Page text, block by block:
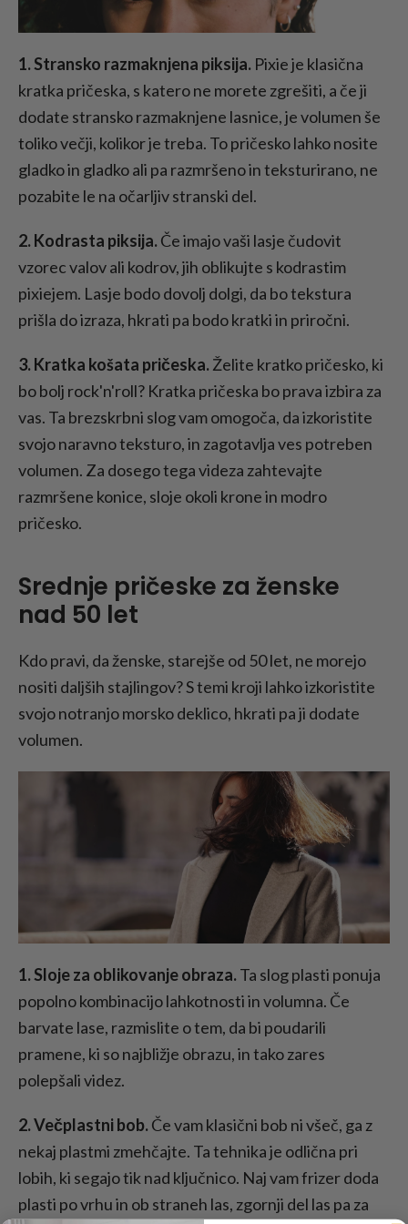
1. Stransko razmaknjena piksija. Pixie je klasična
kratka pričeska, s katero ne morete zgrešiti, a če ji
dodate stransko razmaknjene lasnice, je volumen še
toliko večji, kolikor je treba. To pričesko lahko nosite
gladko in gladko ali pa razmršeno in teksturirano, ne
pozabite le na očarljiv stranski del.
2. Kodrasta piksija.Če imajo vaši lasje čudovit
vzorec valov ali kodrov, jih oblikujte s kodrastim
pixiejem. Lasje bodo dovolj dolgi, da bo tekstura
prišla do izraza, hkrati pa bodo kratki in priročni.
3. Kratka košata pričeska.Želite kratko pričesko, ki
bo bolj rock'n'roll? Kratka pričeska bo prava izbira za
vas. Ta brezskrbni slog vam omogoča, da izkoristite
svojo naravno teksturo, in zagotavlja ves potreben
volumen. Za dosego tega videza zahtevajte
razmršene konice, sloje okoli krone in modro
pričesko.
Srednje pričeske za ženske
nad 50 let
Kdo pravi, da ženske, starejše od 50 let, ne morejo
nositi daljših stajlingov? S temi kroji lahko izkoristite
svojo notranjo morsko deklico, hkrati pa ji dodate
volumen.
1. Sloje za oblikovanje obraza.Ta slog plasti ponuja
popolno kombinacijo lahkotnosti in volumna. Če
barvate lase, razmislite o tem, da bi poudarili
pramene, ki so najbližje obrazu, in tako zares
polepšali videz.
2. Večplastni bob.Če vam klasični bob ni všeč, ga z
nekaj plastmi zmehčajte. Ta tehnika je odlična pri
lobih, ki segajo tik nad ključnico. Naj vam frizer doda
plasti po vrhu in ob straneh las, zgornji del las pa za